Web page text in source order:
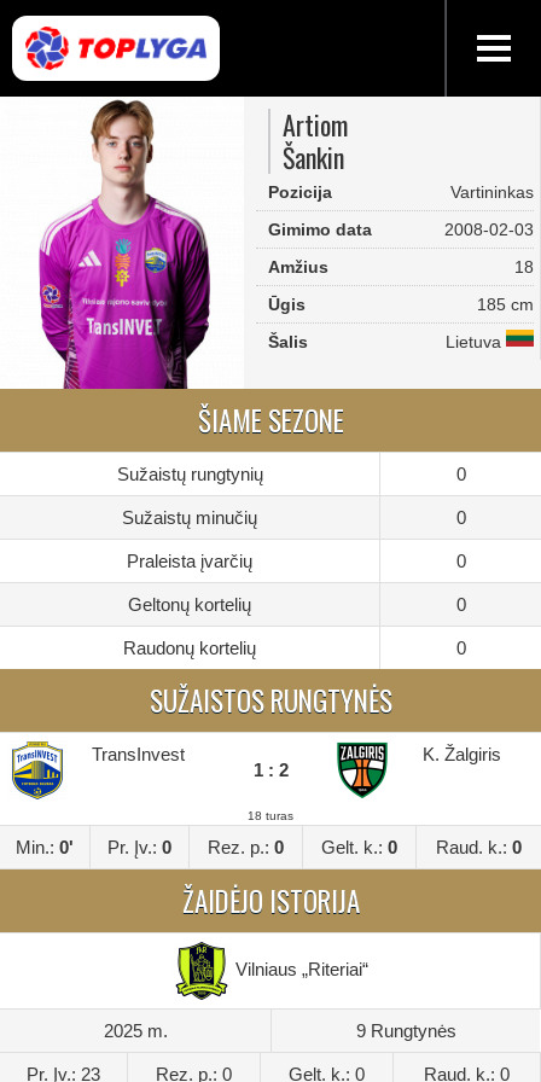
Artiom
Šankin
Pozicija
Vartininkas
Gimimo data
2008-02-03
Amžius
18
Ūgis
185 cm
Šalis
Lietuva
ŠIAME SEZONE
Sužaistų rungtynių 0
Sužaistų minučių 0
Praleista įvarčių 0
Geltonų kortelių 0
Raudonų kortelių 0
SUŽAISTOS RUNGTYNĖS
TransInvest
1 : 2
K. Žalgiris
18 turas
Min.: 0' Pr. Įv.: 0 Rez. p.: 0 Gelt. k.: 0 Raud. k.: 0
ŽAIDĖJO ISTORIJA
Vilniaus „Riteriai“
2025 m. 9 Rungtynės
Pr. Įv.: 23 Rez. p.: 0 Gelt. k.: 0 Raud. k.: 0